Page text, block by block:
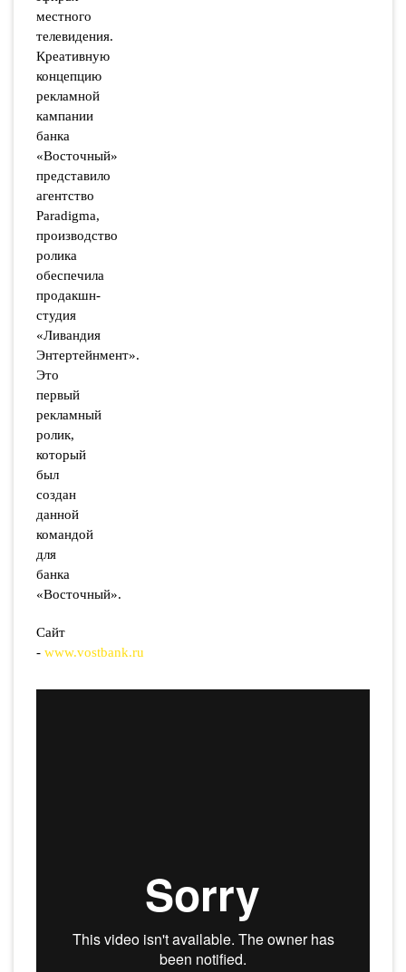
местного
телевидения.
Креативную
концепцию
рекламной
кампании
банка
«Восточный»
представило
агентство
Paradigma,
производство
ролика
обеспечила
продакшн-
студия
«Ливандия
Энтертейнмент».
Это
первый
рекламный
ролик,
который
был
создан
данной
командой
для
банка
«Восточный».
Сайт
- www.vostbank.ru